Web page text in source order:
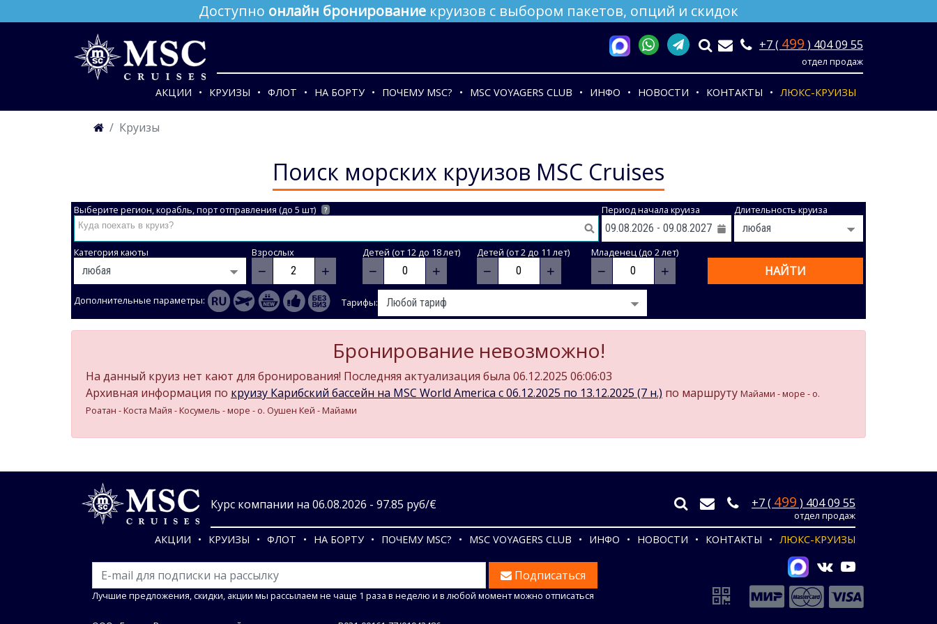
Доступно онлайн бронирование круизов с выбором пакетов, опций и скидок
+7 ( 499 ) 404 09 55
отдел продаж
АКЦИИ КРУИЗЫ ФЛОТ НА БОРТУ ПОЧЕМУ MSC? MSC VOYAGERS CLUB ИНФО НОВОСТИ КОНТАКТЫ ЛЮКС-КРУИЗЫ
Круизы
Поиск морских круизов MSC Cruises
Выберите регион, корабль, порт отправления (до 5 шт) ? Период начала круиза Длительность круиза
Категория каюты Взрослых
− +
Детей (от 12 до 18 лет)
− +
Детей (от 2 до 11 лет)
− +
Младенец (до 2 лет)
− + НАЙТИ
Дополнительные параметры: Тарифы:
Бронирование невозможно!
На данный круиз нет кают для бронирования! Последняя актуализация была 06.12.2025 06:06:03
Архивная информация по круизу Карибский бассейн на MSC World America c 06.12.2025 по 13.12.2025 (7 н.) по маршруту Майами - море - о.
Роатан - Коста Майя - Косумель - море - о. Оушен Кей - Майами
Курс компании на 06.08.2026 - 97.85 руб/€ +7 ( 499 ) 404 09 55
отдел продаж
АКЦИИ КРУИЗЫ ФЛОТ НА БОРТУ ПОЧЕМУ MSC? MSC VOYAGERS CLUB ИНФО НОВОСТИ КОНТАКТЫ ЛЮКС-КРУИЗЫ
Подписаться
Лучшие предложения, скидки, акции мы рассылаем не чаще 1 раза в неделю и в любой момент можно отписаться